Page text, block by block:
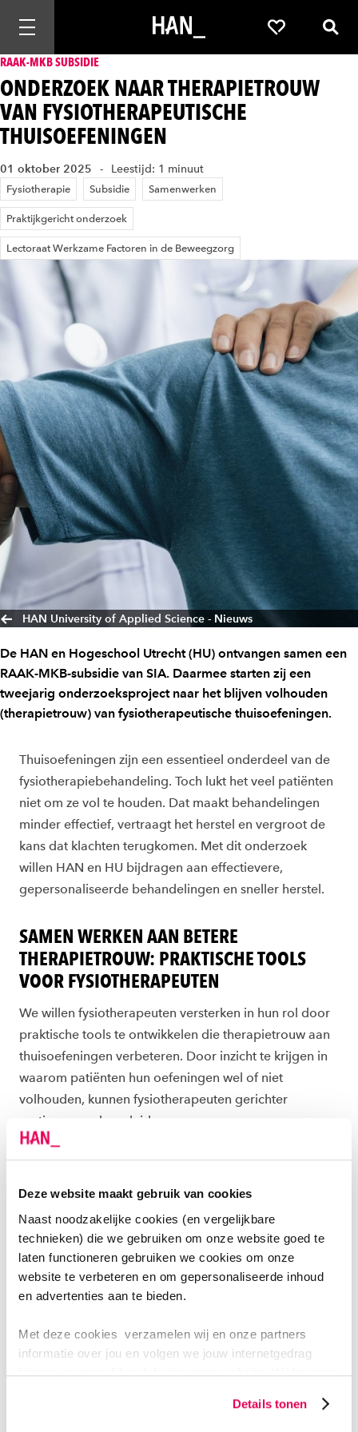
Deze website maakt gebruik van cookies
Naast noodzakelijke cookies (en vergelijkbare
technieken) die we gebruiken om onze website goed te
laten functioneren gebruiken we cookies om onze
website te verbeteren en om gepersonaliseerde inhoud
en advertenties aan te bieden.
Met deze cookies verzamelen wij en onze partners
informatie over jou en volgen we jouw internetgedrag
binnen, en mogelijk ook buiten onze website. Wij bouwen
website en communicatie aan op jouw voorkeuren. Ook
Details tonen
Mobiele navigatie openen Favorieten
RAAK-MKB SUBSIDIE
ONDERZOEK NAAR THERAPIETROUW
VAN FYSIOTHERAPEUTISCHE
THUISOEFENINGEN
01 oktober 2025 Leestijd: 1 minuut
Fysiotherapie Subsidie Samenwerken
Praktijkgericht onderzoek
Lectoraat Werkzame Factoren in de Beweegzorg
HAN University of Applied Science - Nieuws
De HAN en Hogeschool Utrecht (HU) ontvangen samen een
RAAK-MKB-subsidie van SIA. Daarmee starten zij een
tweejarig onderzoeksproject naar het blijven volhouden
(therapietrouw) van fysiotherapeutische thuisoefeningen.
Thuisoefeningen zijn een essentieel onderdeel van de
fysiotherapiebehandeling. Toch lukt het veel patiënten
niet om ze vol te houden. Dat maakt behandelingen
minder effectief, vertraagt het herstel en vergroot de
kans dat klachten terugkomen. Met dit onderzoek
willen HAN en HU bijdragen aan effectievere,
gepersonaliseerde behandelingen en sneller herstel.
SAMEN WERKEN AAN BETERE
THERAPIETROUW: PRAKTISCHE TOOLS
VOOR FYSIOTHERAPEUTEN
We willen fysiotherapeuten versterken in hun rol door
praktische tools te ontwikkelen die therapietrouw aan
thuisoefeningen verbeteren. Door inzicht te krijgen in
waarom patiënten hun oefeningen wel of niet
volhouden, kunnen fysiotherapeuten gerichter
motiveren en begeleiden.
Deze kennis gebruiken we ook om bestaande
zorgtechnologieën – zoals apps, VR-games en
nog beter aansluiten bij de behoeften van patiënten en
bijdragen aan een effectief herstel.
SAMENWERKING MET HET WERKVELD
Naast HAN en HU werken ook twintig
fysiotherapiepraktijken , vier zorgtechnologiebedrijven
(Physitrack, HealthTrain, SyncVR en Peercode), Fontys